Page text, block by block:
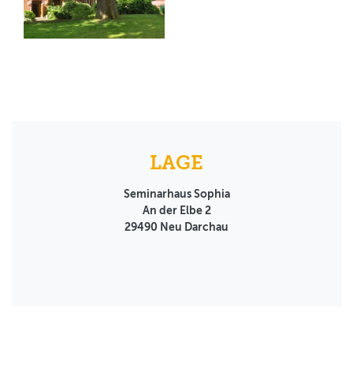
LAGE
Seminarhaus Sophia
An der Elbe 2
29490 Neu Darchau